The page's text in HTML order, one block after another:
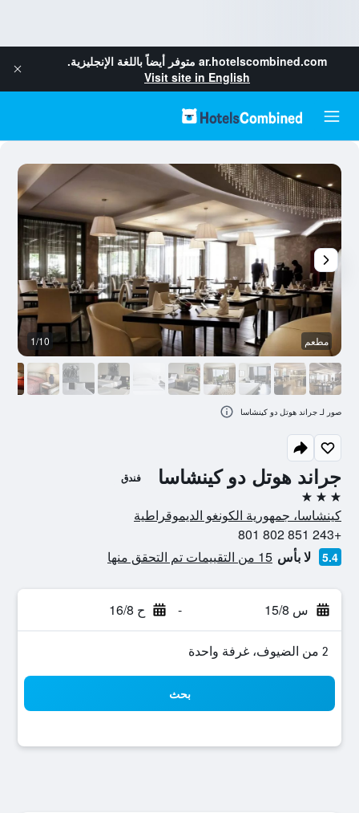
ar.hotelscombined.com متوفر أيضاً باللغة الإنجليزية.
Visit site in English
جراند هوتل دو كينشاسا فندق
3 نجوم
كينشاسا، جمهورية الكونغو الديموقراطية
+243 851 802 801
5.4 لا بأس 15 من التقييمات تم التحقق منها
س 15/8 - ح 16/8
2 من الضيوف، غرفة واحدة
بحث
مطعم 1/10
صور لـ جراند هوتل دو كينشاسا